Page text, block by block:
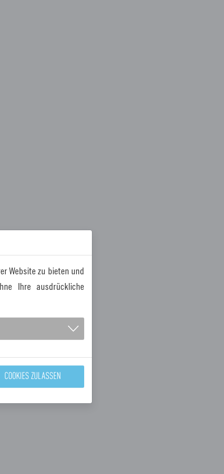
Website zu bieten und
Ihre ausdrückliche
COOKIES ZULASSEN